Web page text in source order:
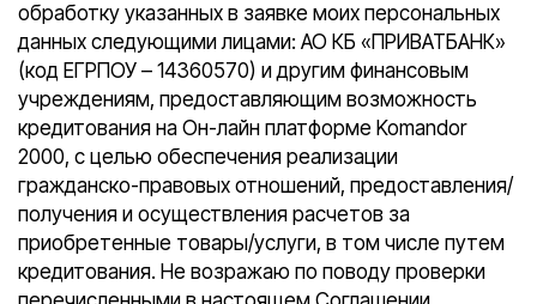
обработку указанных в заявке моих персональных
данных следующими лицами: АО КБ «ПРИВАТБАНК»
(код ЕГРПОУ – 14360570) и другим финансовым
учреждениям, предоставляющим возможность
кредитования на Он-лайн платформе Komandor
2000, с целью обеспечения реализации
гражданско-правовых отношений, предоставления/
получения и осуществления расчетов за
приобретенные товары/услуги, в том числе путем
кредитования. Не возражаю по поводу проверки